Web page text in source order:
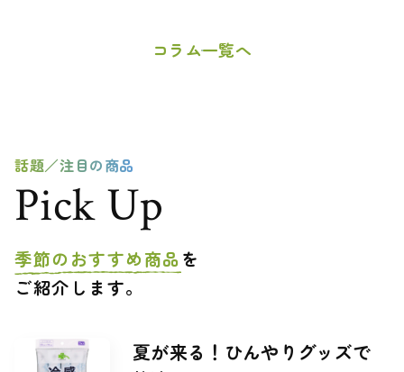
コラム一覧へ
話題／注目の商品
Pick Up
季節のおすすめ商品を
ご紹介します。
紹商
夏が来る！ひんやりグッズで